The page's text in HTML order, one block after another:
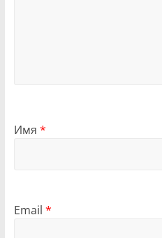
Имя *
Email *